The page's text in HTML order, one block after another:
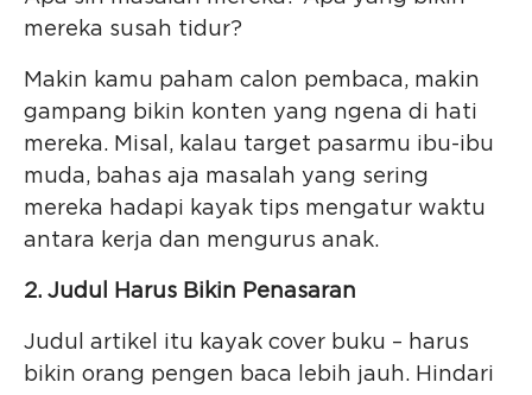
mereka susah tidur?
Makin kamu paham calon pembaca, makin
gampang bikin konten yang ngena di hati
mereka. Misal, kalau target pasarmu ibu-ibu
muda, bahas aja masalah yang sering
mereka hadapi kayak tips mengatur waktu
antara kerja dan mengurus anak.
2. Judul Harus Bikin Penasaran
Judul artikel itu kayak cover buku – harus
bikin orang pengen baca lebih jauh. Hindari